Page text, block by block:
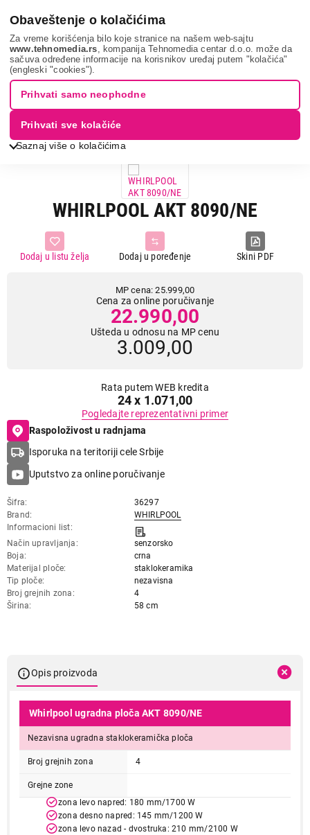
Obaveštenje o kolačićima
Za vreme korišćenja bilo koje stranice na našem web-sajtu
www.tehnomedia.rs , kompanija Tehnomedia centar d.o.o. može da
sačuva određene informacije na korisnikov uređaj putem "kolačića"
(engleski "cookies").
Saznaj više o kolačićima
Prihvati samo neophodne
Prihvati sve kolačiće
Bela tehnika Ugradne ploče
Ugradne staklokeramičke ploče
Whirlpool akt 8...
12% UŠTEDA.
WHIRLPOOL AKT 8090/NE
Skini PDF
Dodaj u poređenje
Dodaj u listu želja
MP cena: 25.999,00
Cena za online poručivanje
22.990,00
Ušteda u odnosu na MP cenu
3.009,00
Rata putem WEB kredita
24 x 1.071,00
Pogledajte reprezentativni primer
Raspoloživost u radnjama
Isporuka na teritoriji cele Srbije
Uputstvo za online poručivanje
Šifra
36297
Brand
WHIRLPOOL
Informacioni list
Način upravljanja
senzorsko
Boja
crna
Materijal ploče
staklokeramika
Tip ploče
nezavisna
Broj grejnih zona
4
Širina
58 cm
Opis proizvoda
Whirlpool ugradna ploča AKT 8090/NE
Nezavisna ugradna staklokeramička ploča
Broj grejnih zona 4
Grejne zone
zona levo napred: 180 mm/1700 W
zona desno napred: 145 mm/1200 W
zona levo nazad - dvostruka: 210 mm/2100 W